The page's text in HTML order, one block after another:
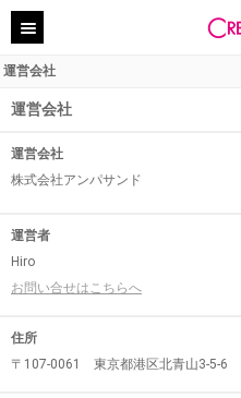
運営会社
運営会社
運営会社
株式会社アンパサンド
運営者
Hiro
お問い合せはこちらへ
住所
〒107-0061 東京都港区北青山3-5-6